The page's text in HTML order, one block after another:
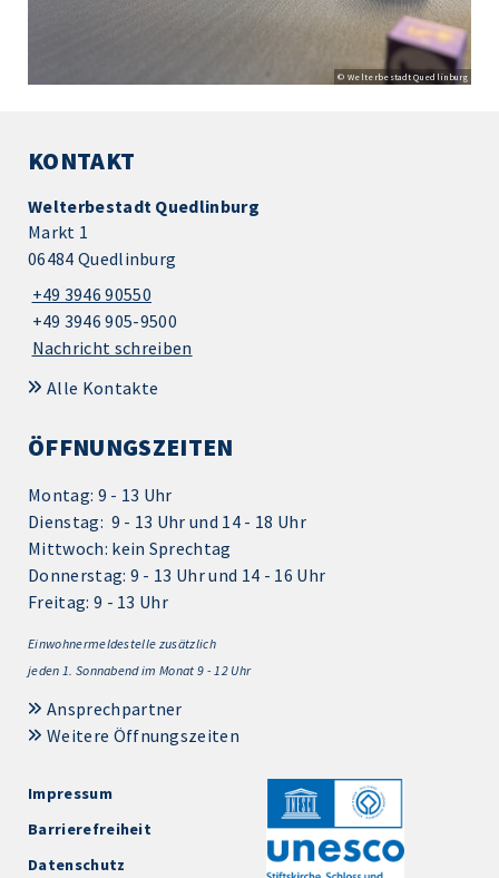
© Welterbestadt Quedlinburg
KONTAKT
Welterbestadt Quedlinburg
Markt 1
06484 Quedlinburg
+49 3946 90550
+49 3946 905-9500
Nachricht schreiben
Alle Kontakte
ÖFFNUNGSZEITEN
Montag: 9 - 13 Uhr
Dienstag: 9 - 13 Uhr und 14 - 18 Uhr
Mittwoch: kein Sprechtag
Donnerstag: 9 - 13 Uhr und 14 - 16 Uhr
Freitag: 9 - 13 Uhr
Einwohnermeldestelle zusätzlich
jeden 1. Sonnabend im Monat 9 - 12 Uhr
Ansprechpartner
Weitere Öffnungszeiten
Impressum
Barrierefreiheit
Datenschutz